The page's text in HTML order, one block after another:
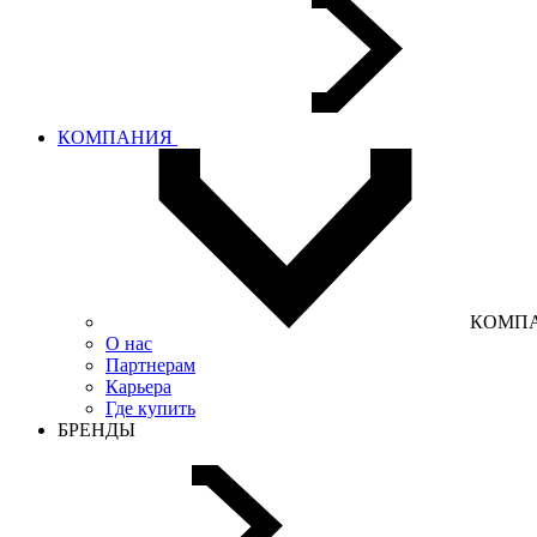
КОМПАНИЯ
О нас
Партнерам
Карьера
Где купить
БРЕНДЫ